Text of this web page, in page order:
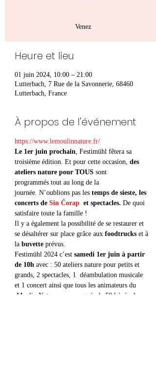
Venez
Heure et lieu
01 juin 2024, 10:00 – 21:00
Lutterbach, 7 Rue de la Savonnerie, 68460
Lutterbach, France
À propos de l'événement
https://www.lemoulinnature.fr/
Le 1er juin prochain , Festimühl fêtera sa
troisième édition. Et pour cette occasion, des
ateliers nature pour TOUS sont
programmés tout au long de la
journée. N’oublions pas les temps de sieste, les
concerts de Sin Čorap et spectacles. De quoi
satisfaire toute la famille !
Il y a également la possibilité de se restaurer et
se désaltérer sur place grâce aux foodtrucks et à
la buvette prévus.
Festimühl 2024 c’est samedi 1er juin à partir
de 10h avec : 50 ateliers nature pour petits et
grands, 2 spectacles, 1  déambulation musicale
et 1 concert ainsi que tous les animateurs du
Moulin Nature accompagnés de 50 bénévoles.